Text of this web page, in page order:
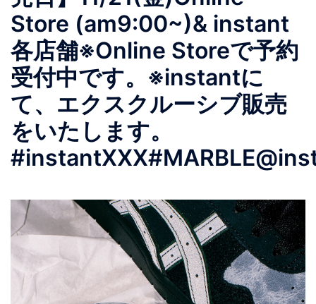
Store (am9:00~)& instant
各店舗※Online Storeで予約
受付中です。※instantに
て、エクスクルーシブ販売
をいたします。